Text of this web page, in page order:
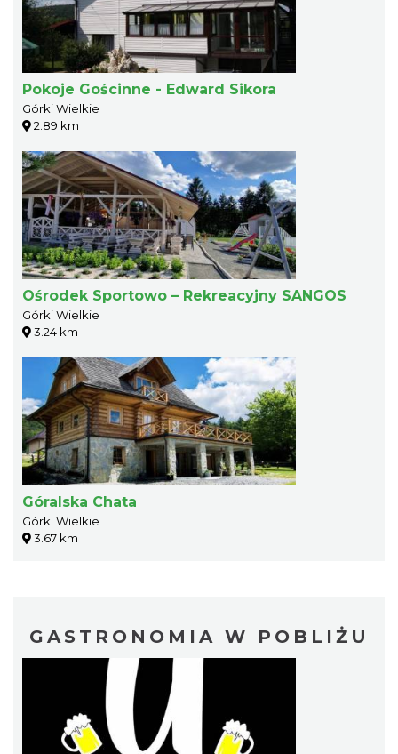
Pokoje Gościnne - Edward Sikora
Górki Wielkie
2.89 km
Ośrodek Sportowo – Rekreacyjny SANGOS
Górki Wielkie
3.24 km
Góralska Chata
Górki Wielkie
3.67 km
GASTRONOMIA W POBLIŻU